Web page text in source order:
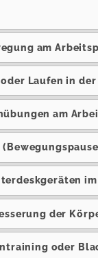
am
Laufen in der
am
der
oder